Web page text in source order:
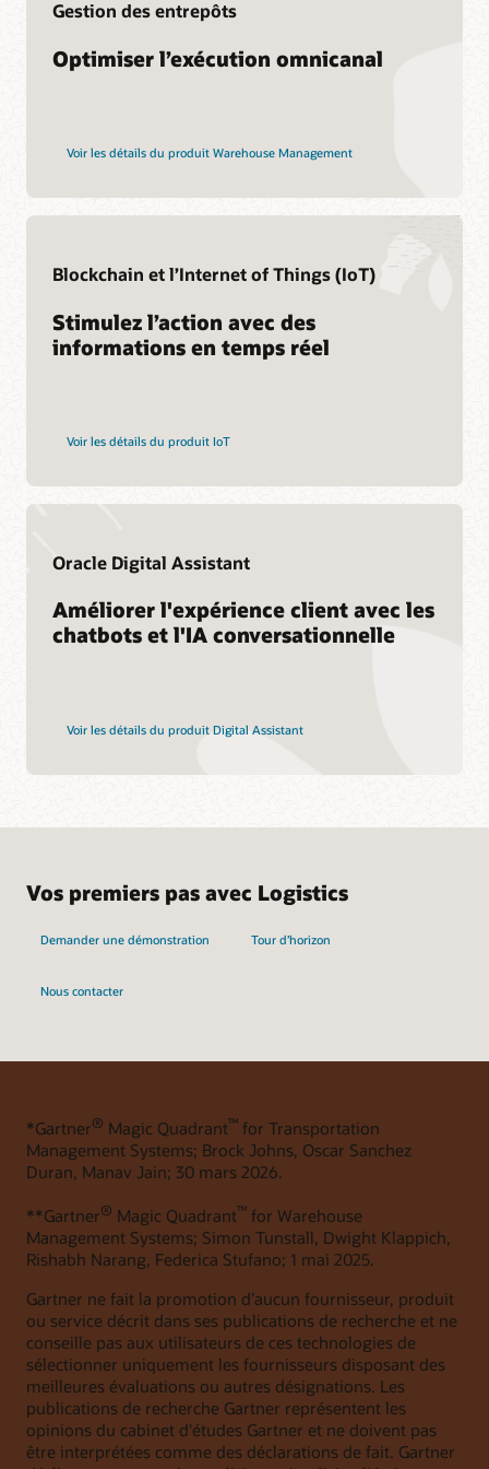
Obtenir une certification avec Transportation Management
Formation Cloud SCM
Abonnement à l’apprentissage Cloud SCM
Stratégies et modalités de support
Customer Success Services
parfaite (PDF)
Gestion des entrepôts
Optimiser l’exécution omnicanal
Voir les détails du produit Warehouse Management
Blockchain et l’Internet of Things (IoT)
Stimulez l’action avec des
informations en temps réel
Voir les détails du produit IoT
Oracle Digital Assistant
Améliorer l'expérience client avec les
chatbots et l'IA conversationnelle
Voir les détails du produit Digital Assistant
Vos premiers pas avec Logistics
Demander une démonstration Tour d’horizon
Nous contacter
*Gartner® Magic Quadrant™ for Transportation
Management Systems; Brock Johns, Oscar Sanchez
Duran, Manav Jain; 30 mars 2026.
**Gartner® Magic Quadrant™ for Warehouse
Management Systems; Simon Tunstall, Dwight Klappich,
Rishabh Narang, Federica Stufano; 1 mai 2025.
Gartner ne fait la promotion d’aucun fournisseur, produit
ou service décrit dans ses publications de recherche et ne
conseille pas aux utilisateurs de ces technologies de
sélectionner uniquement les fournisseurs disposant des
meilleures évaluations ou autres désignations. Les
publications de recherche Gartner représentent les
opinions du cabinet d'études Gartner et ne doivent pas
être interprétées comme des déclarations de fait. Gartner